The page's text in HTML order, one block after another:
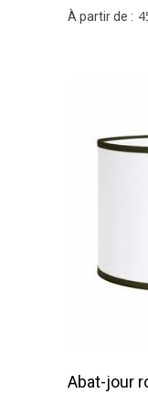
terracota
À partir de :
Abat-jour